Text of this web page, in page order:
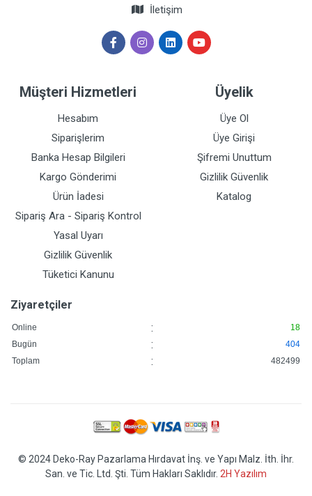
İletişim
Müşteri Hizmetleri
Hesabım
Siparişlerim
Banka Hesap Bilgileri
Kargo Gönderimi
Ürün İadesi
Sipariş Ara - Sipariş Kontrol
Yasal Uyarı
Gizlilik Güvenlik
Tüketici Kanunu
Üyelik
Üye Ol
Üye Girişi
Şifremi Unuttum
Gizlilik Güvenlik
Katalog
Ziyaretçiler
Online :
18
Bugün
:
404
Toplam
: 482499
© 2024 Deko-Ray Pazarlama Hırdavat İnş. ve Yapı Malz. İth. İhr.
San. ve Tic. Ltd. Şti. Tüm Hakları Saklıdır. 2H Yazılım